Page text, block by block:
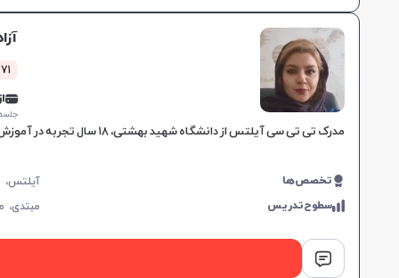
471
از
جلسه ۱
مدرک تی تی سی آیلتس از دانشگاه شهید بهشتی، ۱۸ سال تجربه در آموزش زبان، مهارت در تدریس کتاب‌های ترمیک و آیلتس، مناسب برای تمام سطوح، بهبود سریع در یادگیری.
تخصص‌ها
سطوح‌تدریس مبتدی،